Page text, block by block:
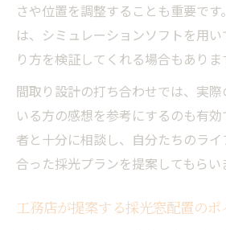
工務店視点で見る自然光
較
家づくりにおける工務店
ント
自然光重視の工務店設計
ト
人工光と自然光を融合し
省エネとデザイン性を兼ね備
さや位置を調整することも重要です
は、シミュレーションソフトを用
り方を検証してくれる場合もありま
間取り設計の打ち合わせでは、実
いる方の感想を参考にするのも有
者と十分に相談し、自分たちのラ
合った採光プランを提案してもらい
工務店が提案する採光窓配置のポ